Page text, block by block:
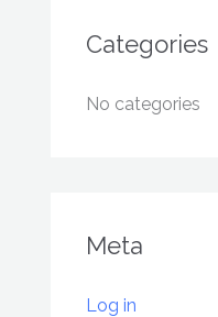
Categories
No categories
Meta
Log in